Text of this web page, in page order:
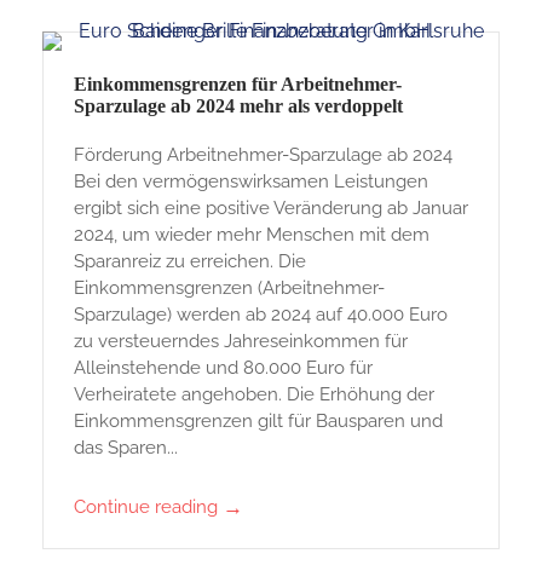
Einkommensgrenzen für Arbeitnehmer-
Sparzulage ab 2024 mehr als verdoppelt
Förderung Arbeitnehmer-Sparzulage ab 2024
Bei den vermögenswirksamen Leistungen
ergibt sich eine positive Veränderung ab Januar
2024, um wieder mehr Menschen mit dem
Sparanreiz zu erreichen. Die
Einkommensgrenzen (Arbeitnehmer-
Sparzulage) werden ab 2024 auf 40.000 Euro
zu versteuerndes Jahreseinkommen für
Alleinstehende und 80.000 Euro für
Verheiratete angehoben. Die Erhöhung der
Einkommensgrenzen gilt für Bausparen und
das Sparen...
Continue reading →